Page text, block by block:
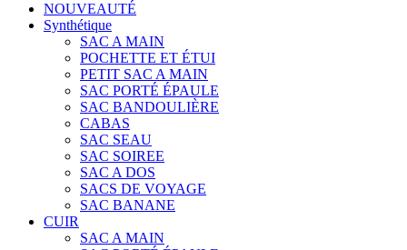
NOUVEAUTÉ
Synthétique
SAC A MAIN
POCHETTE ET ÉTUI
PETIT SAC A MAIN
SAC PORTÉ ÉPAULE
SAC BANDOULIÈRE
CABAS
SAC SEAU
SAC SOIREE
SAC A DOS
SACS DE VOYAGE
SAC BANANE
CUIR
SAC A MAIN